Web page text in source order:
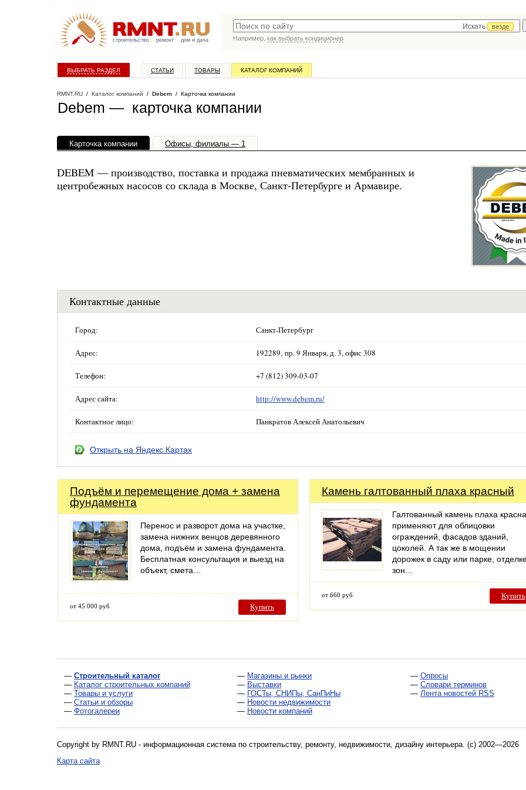
строительство ремонт дом и дача
Искать
везде
Например, как выбрать кондиционер
ВЫБРАТЬ РАЗДЕЛ СТАТЬИ ТОВАРЫ КАТАЛОГ КОМПАНИЙ
RMNT.RU / Каталог компаний / Debem / Карточка компании
Debem — карточка компании
Карточка компании Офисы, филиалы — 1
DEBEM — производство, поставка и продажа пневматических мембранных и
центробежных насосов со склада в Москве, Санкт-Петербурге и Армавире.
Контактные данные
Город: Санкт-Петербург
Адрес: 192289, пр. 9 Января, д. 3, офис 308
Телефон: +7 (812) 309-03-07
Адрес сайта: http://www.debem.ru/
Контактное лицо: Панкратов Алексей Анатольевич
Открыть на Яндекс.Картах
Подъём и перемещение дома + замена
фундамента
Перенос и разворот дома на участке,
замена нижних венцов деревянного
дома, подъём и замена фундамента.
Бесплатная консультация и выезд на
объект, смета…
от 45 000 руб Купить
Камень галтованный плаха красный
Галтованный камень плаха
применяют для облицовки
ограждений, фасадов зданий,
цоколей. А так же в мощении
дорожек в саду или парке,
зон…
от 660 руб Купить
— Строительный каталог
— Каталог строительных компаний
— Товары и услуги
— Статьи и обзоры
— Фотогалереи
— Магазины и рынки
— Выставки
— ГОСТы, СНИПы, СанПиНы
— Новости недвижимости
— Новости компаний
— Опросы
— Словари терминов
— Лента новостей RSS
Copyright by RMNT.RU - информационная система по строительству, ремонту, недвижимости, дизайну интерьера. (c) 2002—2026
Карта сайта